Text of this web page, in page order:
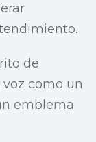
de
como un
emblema